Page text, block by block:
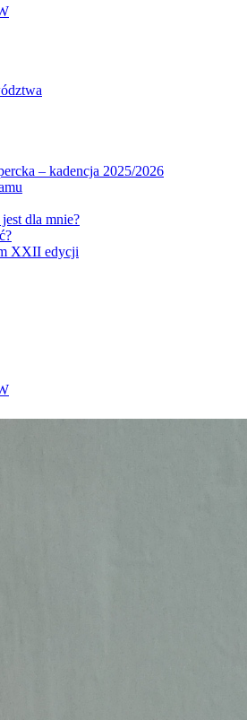
– kadencja 2025/2026
dla mnie?
XXII edycji